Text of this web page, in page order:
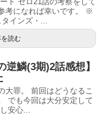
考になれば幸いです。 ※
インズ・...
読む
逆鱗(3期)2話感想】
大罪。 前回はどうなるこ
でも今回は大分安定して
安心...